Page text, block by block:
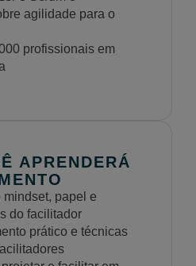
agilidade para o
profissionais em
APRENDERÁ
papel e
do facilitador
prático e técnicas